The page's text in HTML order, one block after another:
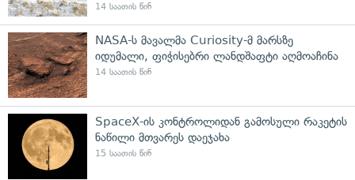
14 საათის წინ
NASA-ს მავალმა Curiosity-მ მარსზე
იდუმალი, ფიჭისებრი ლანდშაფტი აღმოაჩინა
14 საათის წინ
SpaceX-ის კონტროლიდან გამოსული რაკეტის
ნაწილი მთვარეს დაეჯახა
15 საათის წინ